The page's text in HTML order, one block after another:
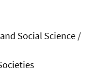
Social Science /